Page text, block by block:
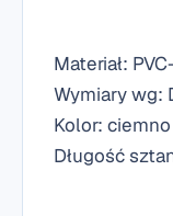
Materiał:
Wymiary wg:
Kolor: ciemno
Długość